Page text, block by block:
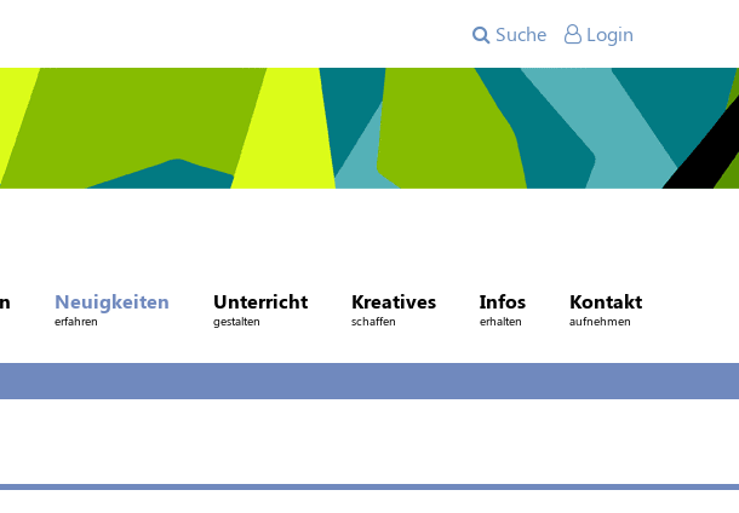
Suche Login
Neuigkeiten
erfahren
Unterricht
gestalten
Kreatives
schaffen
Infos
erhalten
Kontakt
aufnehmen